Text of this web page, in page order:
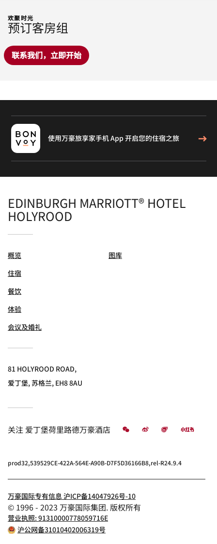
欢聚时光
预订客房组
联系我们，立即开始
使用万豪旅享家手机 App 开启您的住宿之旅
EDINBURGH MARRIOTT® HOTEL
HOLYROOD
概览
住宿
餐饮
体验
会议及婚礼
图库
81 HOLYROOD ROAD,
爱丁堡, 苏格兰, EH8 8AU
关注 爱丁堡荷里路德万豪酒店 微信 微博 飞猪 小红书
prod32,539529CE-422A-564E-A90B-D7F5D36166B8,rel-R24.9.4
万豪国际专有信息 沪ICP备14047926号-10
© 1996 - 2023 万豪国际集团. 版权所有
营业执照: 91310000778059716E
沪公网备31010402006319号